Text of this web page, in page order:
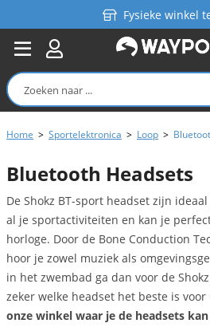
Fysieke winkel
Persoonlijk
Gratis verzending in
Home > Sportelektronica > Loop >
Bluetooth Headsets
De Shokz BT-sport headset zijn
al je sportactiviteiten en kan je
horloge. Door de Bone Conduction
hoor je zowel muziek als
in het zwembad ga dan voor de
zeker welke headset het beste is voor
onze winkel waar je de headsets